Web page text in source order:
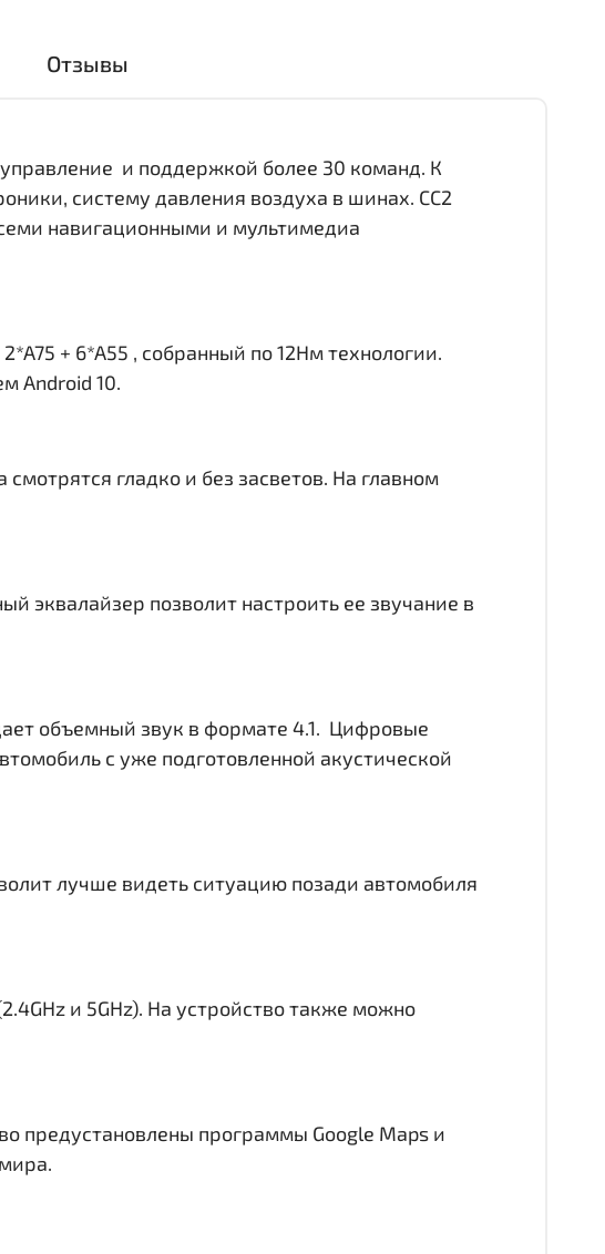
Отзывы
и поддержкой более 30 команд. К
систему давления воздуха в шинах. CC2
навигационными и мультимедиа
+ 6*A55 , собранный по 12Нм технологии.
Android 10.
гладко и без засветов. На главном
эквалайзер позволит настроить ее звучание в
объемный звук в формате 4.1. Цифровые
с уже подготовленной акустической
лучше видеть ситуацию позади автомобиля
и 5GHz). На устройство также можно
предустановлены программы Google Maps и